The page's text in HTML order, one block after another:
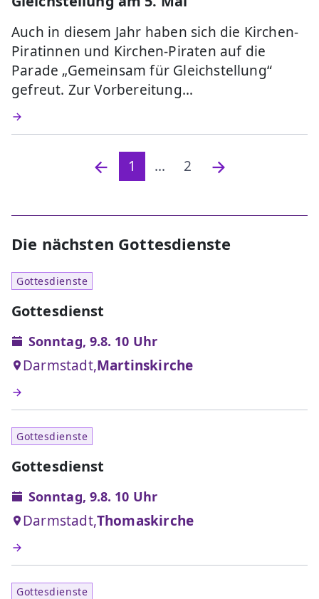
Auch in diesem Jahr haben sich die Kirchen-
Piratinnen und Kirchen-Piraten auf die
Parade „Gemeinsam für Gleichstellung“
gefreut. Zur Vorbereitung…
1 ... 2
Die nächsten Gottesdienste
Gottesdienste
Gottesdienst
Sonntag, 9.8. 10 Uhr
Darmstadt,Martinskirche
Gottesdienste
Gottesdienst
Sonntag, 9.8. 10 Uhr
Darmstadt,Thomaskirche
Gottesdienste